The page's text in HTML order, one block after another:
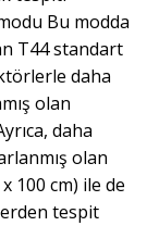
Bu modda
T44 standart
daha
olan
daha
olan
100 cm) ile de
tespit